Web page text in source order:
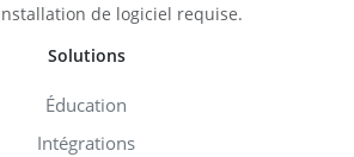
de logiciel requise.
Solutions
Éducation
Intégrations